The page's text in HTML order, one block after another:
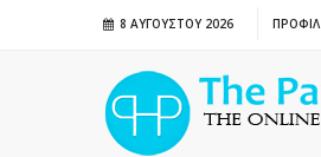
8 ΑΥΓΟΎΣΤΟΥ 2026 ΠΡΟΦΙΛ